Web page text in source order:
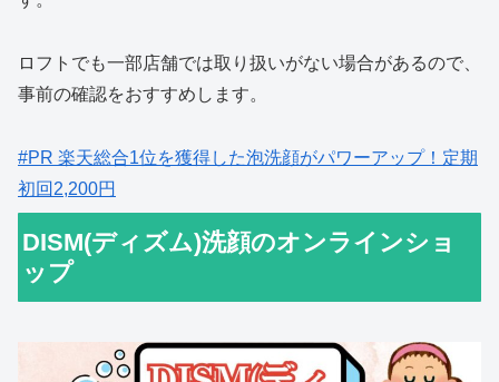
ロフトでも一部店舗では取り扱いがない場合があるので、
事前の確認をおすすめします。
#PR 楽天総合1位を獲得した泡洗顔がパワーアップ！定期
初回2,200円
DISM(ディズム)洗顔のオンラインショ
ップ